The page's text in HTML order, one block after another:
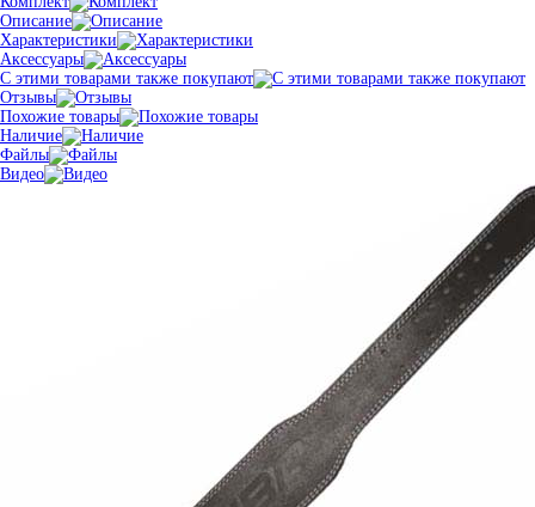
Описание
Характеристики
Аксессуары
С этими товарами также покупают
Отзывы
Похожие товары
Наличие
Файлы
Видео